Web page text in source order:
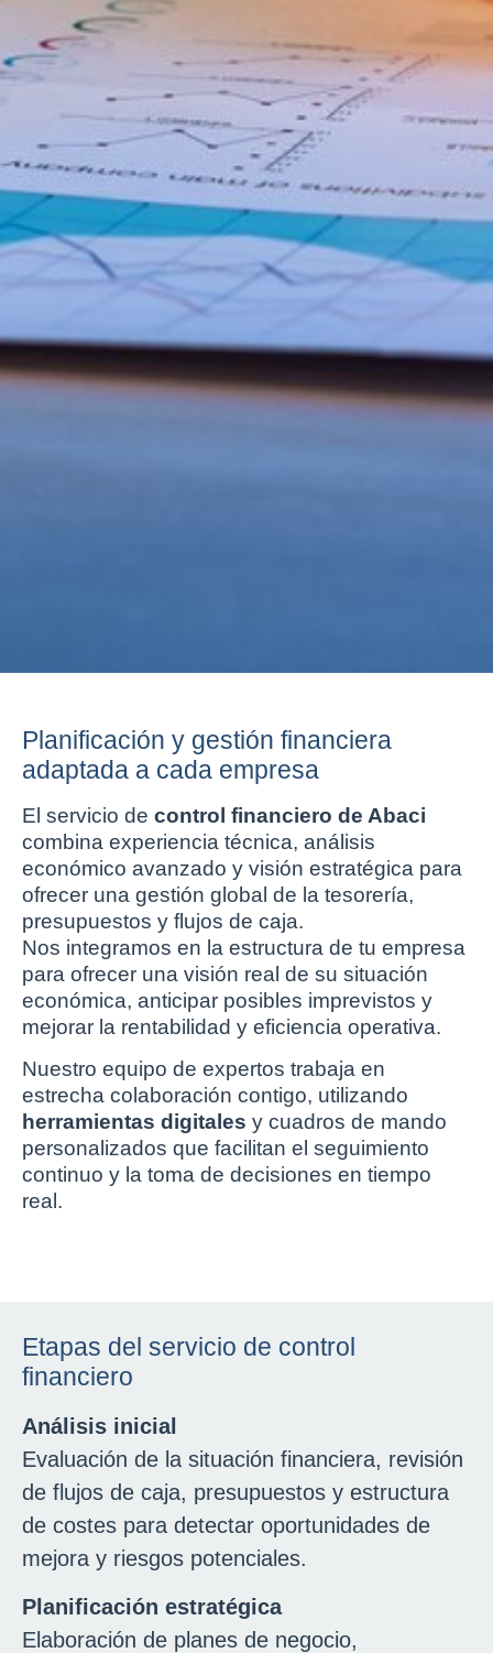
Planificación y gestión financiera
adaptada a cada empresa
El servicio de control financiero de Abaci
combina experiencia técnica, análisis
económico avanzado y visión estratégica para
ofrecer una gestión global de la tesorería,
presupuestos y flujos de caja.
Nos integramos en la estructura de tu empresa
para ofrecer una visión real de su situación
económica, anticipar posibles imprevistos y
mejorar la rentabilidad y eficiencia operativa.
Nuestro equipo de expertos trabaja en
estrecha colaboración contigo, utilizando
herramientas digitales y cuadros de mando
personalizados que facilitan el seguimiento
continuo y la toma de decisiones en tiempo
real.
Etapas del servicio de control
financiero
Análisis inicial
Evaluación de la situación financiera, revisión
de flujos de caja, presupuestos y estructura
de costes para detectar oportunidades de
mejora y riesgos potenciales.
Planificación estratégica
Elaboración de planes de negocio,